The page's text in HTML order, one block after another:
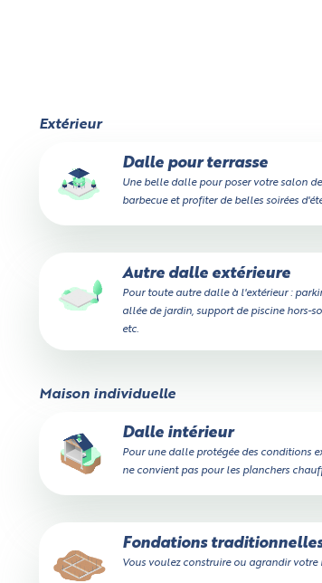
Extérieur
Dalle pour terrasse
Une belle dalle pour poser votre salon
barbecue et profiter de belles soirées
Autre dalle extérieure
Pour toute autre dalle à l'extérieur :
allée de jardin, support de piscine hors-
etc.
Maison individuelle
Dalle intérieur
Pour une dalle protégée des conditions
ne convient pas pour les planchers
Fondations
Vous voulez construire ou agrandir